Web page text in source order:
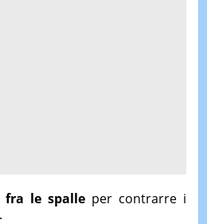
fra le spalleper contrarre i